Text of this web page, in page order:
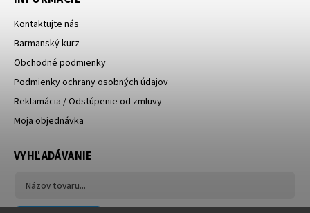
Kontaktujte nás
Barmanský kurz
Obchodné podmienky
Podmienky ochrany osobných údajov
Reklamácia / Odstúpenie od zmluvy
Moja objednávka
VYHĽADÁVANIE